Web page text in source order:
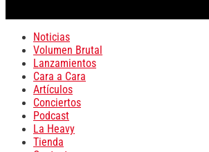
Noticias
Volumen Brutal
Lanzamientos
Cara a Cara
Artículos
Conciertos
Podcast
La Heavy
Tienda